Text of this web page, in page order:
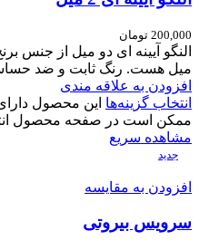
200,000 تومان
النگو آیینه ای دو میل از جنس
میل هست. رنگ ثابت و ضد حساسیت قیمت
افزودن به علاقه مندی
انتخاب گزینه‌ها این محصول
ممکن است در صفحه محصول
مشاهده سریع
جدید
افزودن به مقایسه
سرویس بیروتی